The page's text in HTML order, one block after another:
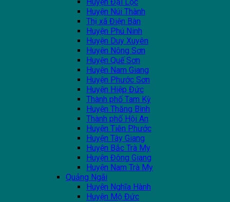
Huyện Núi Thành
Thị xã Điện Bàn
Huyện Phú Ninh
Huyện Duy Xuyên
Huyện Nông Sơn
Huyện Quế Sơn
Huyện Nam Giang
Huyện Phước Sơn
Huyện Hiệp Đức
Thành phố Tam Kỳ
Huyện Thăng Bình
Thành phố Hội An
Huyện Tiên Phước
Huyện Tây Giang
Huyện Bắc Trà My
Huyện Đông Giang
Huyện Nam Trà My
Quảng Ngãi
Huyện Nghĩa Hành
Huyện Mộ Đức